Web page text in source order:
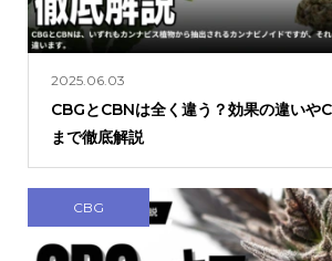
2025.06.03
CBGとCBNは全く違う？効果の違いや
まで徹底解説
CBG